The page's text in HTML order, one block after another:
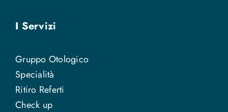
I Servizi
Gruppo Otologico
Specialità
Ritiro Referti
Check up